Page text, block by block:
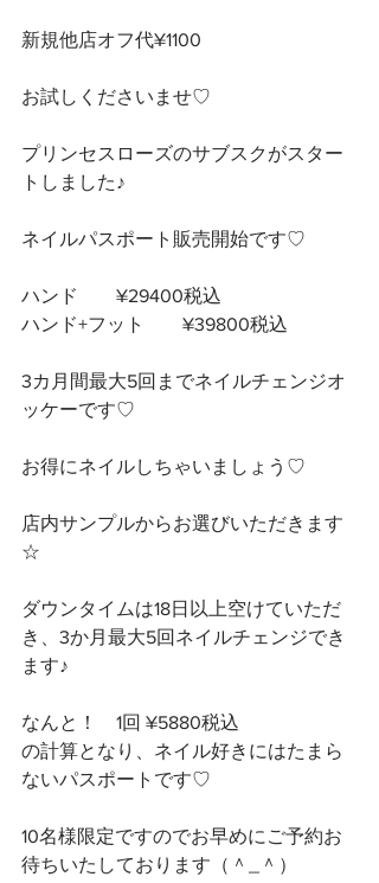
新規他店オフ代¥1100
お試しくださいませ♡
プリンセスローズのサブスクがスター
トしました♪
ネイルパスポート販売開始です♡
ハンド　　¥29400税込
ハンド+フット　　¥39800税込
3カ月間最大5回までネイルチェンジオ
ッケーです♡
お得にネイルしちゃいましょう♡
店内サンプルからお選びいただきます
☆
ダウンタイムは18日以上空けていただ
き、3か月最大5回ネイルチェンジでき
ます♪
なんと！　1回 ¥5880税込
の計算となり、ネイル好きにはたまら
ないパスポートです♡
10名様限定ですのでお早めにご予約お
待ちいたしております（＾_＾）